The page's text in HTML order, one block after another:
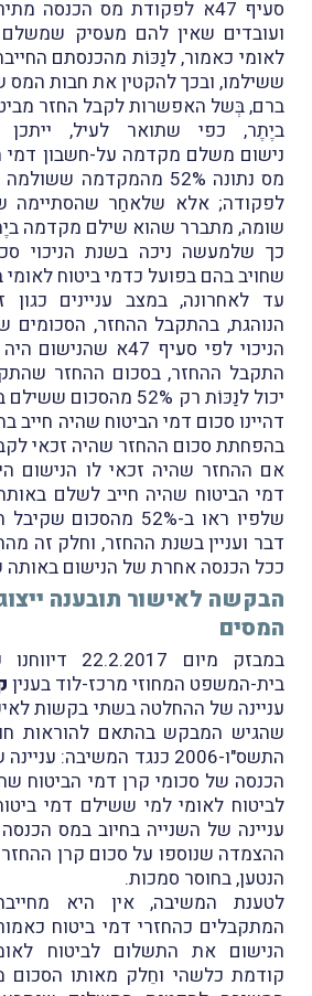
סעיף 47א לפקודת מס הכנסה
ועובדים שאין להם מעסיק שמשלם
ששילמו, ובכך להקטין את חבות
ברם, בְּשל האפשרות לקבל החזר
ביֶתֶר, כפי שתואר לעיל, ייתכן
נישום משלם מקדמה על-חשבון דמי
לפקודה; אלא שלאחַר שהסתיימה
שומה, מתברר שהוא שילם מקדמה
כך שלמעשה ניכה בשנת הניכוי
שחויב בהם בפועל כדמי ביטוח
עד לאחרונה, במצב עניינים
הנוהגת, בהתקבל ההחזר, הסכומים
הניכוי לפי סעיף 47א
התקבל ההחזר, בסכום ההחזר
יכול לנַכּוֹת רק 52%
דהיינו סכום דמי הביטוח שהיה
בהפחתת סכום ההחזר שהיה זכאי
אם ההחזר שהיה זכאי לו הנישום
דמי הביטוח שהיה חייב לשלם
שלפיו ראו ב-52%
דבר ועניין בשנת ההחזר, וחלק זה
ככל הכנסה אחרת של הנישום באותה
הבקשה לאישור תובענה
המסים
במבזק מיום
בית-המשפט המחוזי מרכז-לוד בענין
עניינה של ההחלטה בשתי בקשות
שהגיש המבקש בהתאם להוראות חוק
התשס"ו-2006 כנגד המשיבה:
הכנסה של סכומי קרן דמי הביטוח
לביטוח לאומי למי ששילם דמי
עניינה של השנייה בחיוב במס
ההצמדה שנוספו על סכום קרן
הנטען, בחוסר סמכות.
לטענת המשיבה, אין היא
המתקבלים כהחזרי דמי ביטוח
הנישום את התשלום לביטוח
קודמת כלשהי וחֵלק מאותו הסכום